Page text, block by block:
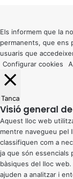
button
Els informem que la
permanents, que ens
usuaris que
Configurar cookies
Tanca
Visió general
Aquest lloc web
mentre navegueu pel
classifiquen com a
ja que són essencials
bàsiques del lloc
ajuden a analitzar i